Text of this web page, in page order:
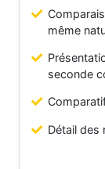
même
seconde
Détail des